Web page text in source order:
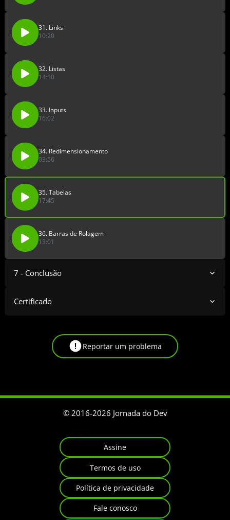
31. Links
10:20
32. Listas
14:10
33. Inputs
16:02
34. Redimensionamento
03:56
35. Tabelas
17:45
36. Barras de Rolagem
13:01
7 - Conclusão
Certificado
Reportar um problema
© 2016-2026 Jornada do Dev
Assine
Termos de uso
Política de privacidade
Fale conosco